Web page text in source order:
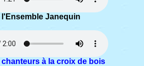
l'Ensemble Janequin
chanteurs à la croix de bois